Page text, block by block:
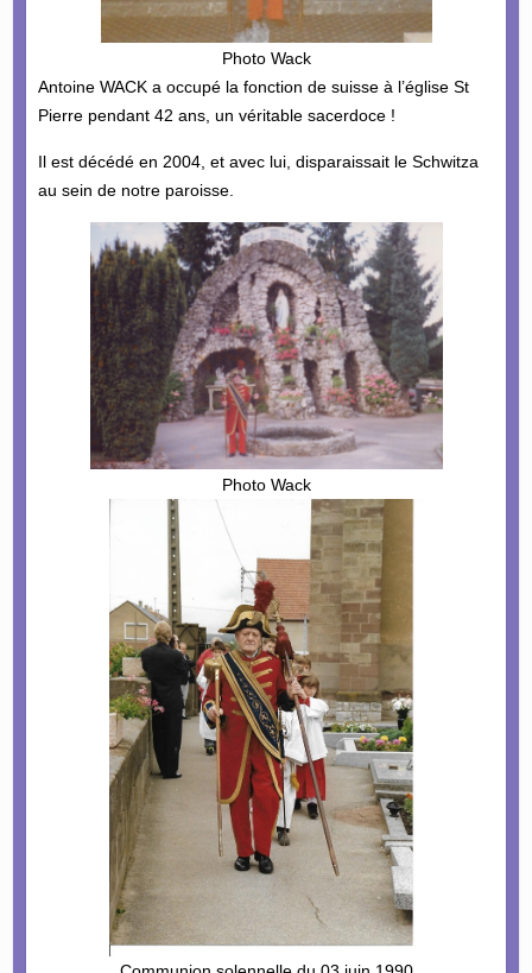
Photo Wack
Antoine WACK a occupé la fonction de suisse à l’église St
Pierre pendant 42 ans, un véritable sacerdoce !
Il est décédé en 2004, et avec lui, disparaissait le Schwitza
au sein de notre paroisse.
Photo Wack